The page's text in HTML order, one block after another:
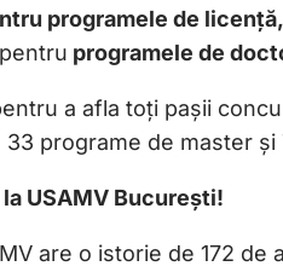
programele de licență,
programele de
a afla toți pașii
programe de master
USAMV București!
are o istorie de 172